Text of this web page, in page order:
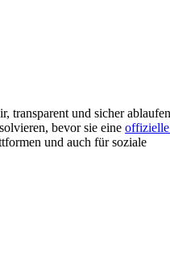
transparent und sicher
bevor sie eine
und auch für soziale